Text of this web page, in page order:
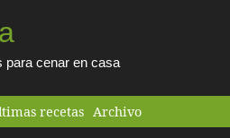
para cenar en casa
recetas Archivo